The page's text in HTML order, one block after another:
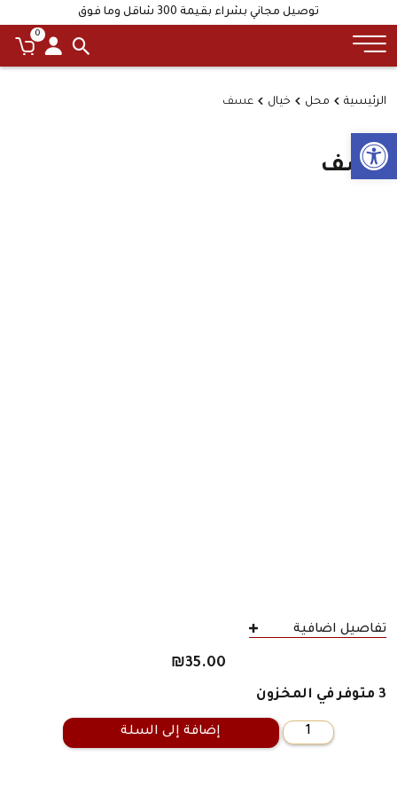
Open toolbar
توصيل مجاني بشراء بقيمة 300 شاقل وما فوق
0
الرئيسية محل خيال عسف
عسف
تفاصيل اضافية
₪35.00
3 متوفر في المخزون
كمية
إضافة إلى السلة